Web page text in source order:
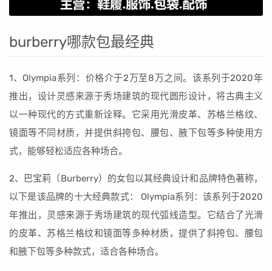
burberry哪款包最经典
1、Olympia系列：价格介于2万至8万之间。该系列于2020年
推出，设计灵感来源于秀场建筑的现代圆形设计，将古典主义
以一种现代的方式重新诠释。它采用光滑皮革、苏格兰格纹、
镜面等不同材质，并提供斜挎包、腰包、腋下包等多种使用方
式，能够轻松适应各种场合。
2、巴宝莉（Burberry）的女包以其经典设计和品牌特色著称，
以下是该品牌的十大经典款式： Olympia系列：该系列于2020
年推出，灵感来源于秀场建筑的现代弧线造型。它结合了光滑
的皮革、苏格兰格纹和镜面等多种材质，提供了斜挎包、腰包
和腋下包等多种款式，适合各种场合。